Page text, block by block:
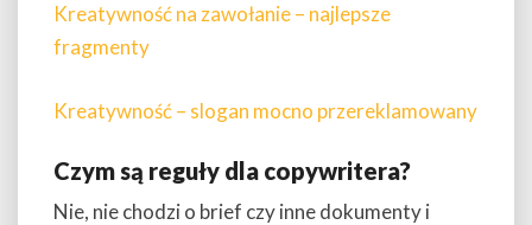
Kreatywność na zawołanie – najlepsze
fragmenty
Kreatywność – slogan mocno przereklamowany
Czym są reguły dla copywritera?
Nie, nie chodzi o brief czy inne dokumenty i